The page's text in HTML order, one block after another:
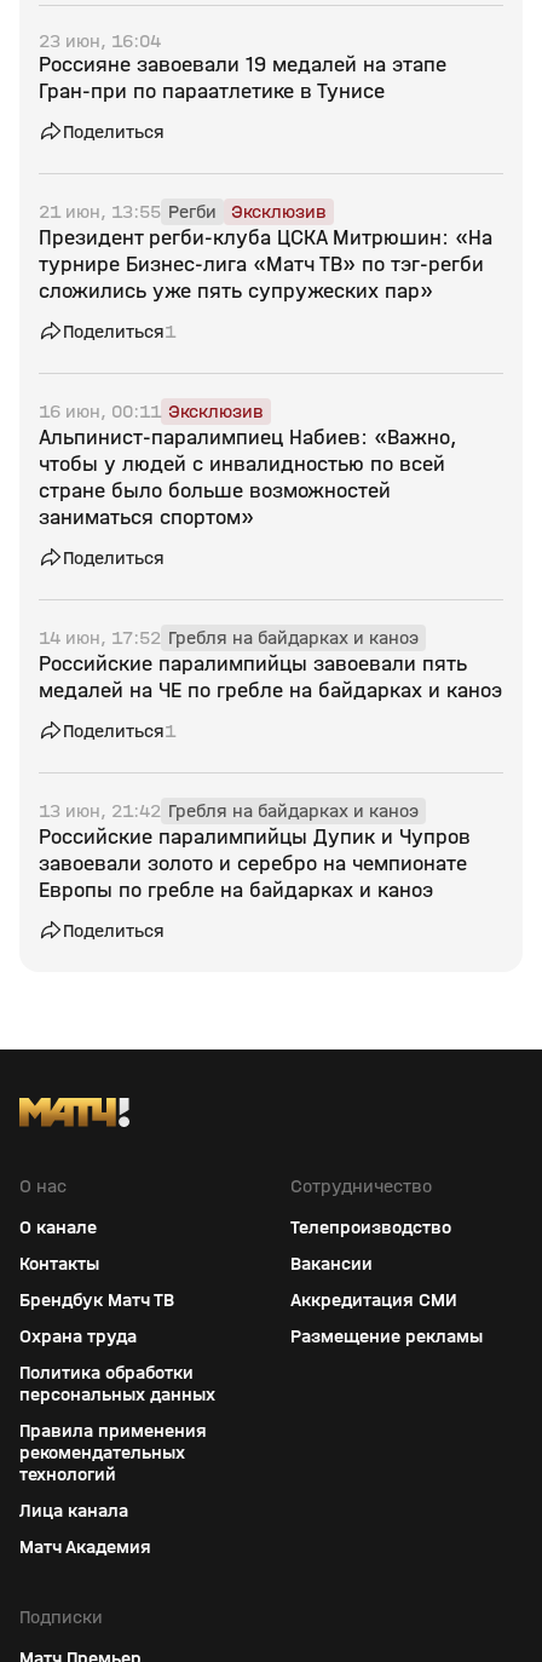
23 июн, 16:04
Россияне завоевали 19 медалей на этапе
Гран‑при по параатлетике в Тунисе
Поделиться
21 июн, 13:55 Регби Эксклюзив
Президент регби‑клуба ЦСКА Митрюшин: «На
турнире Бизнес‑лига «Матч ТВ» по тэг‑регби
сложились уже пять супружеских пар»
Поделиться1
16 июн, 00:11 Эксклюзив
Альпинист‑паралимпиец Набиев: «Важно,
чтобы у людей с инвалидностью по всей
стране было больше возможностей
заниматься спортом»
Поделиться
14 июн, 17:52 Гребля на байдарках и каноэ
Российские паралимпийцы завоевали пять
медалей на ЧЕ по гребле на байдарках и каноэ
Поделиться1
13 июн, 21:42 Гребля на байдарках и каноэ
Российские паралимпийцы Дупик и Чупров
завоевали золото и серебро на чемпионате
Европы по гребле на байдарках и каноэ
Поделиться
О нас
О канале
Контакты
Брендбук Матч ТВ
Охрана труда
Политика обработки
персональных данных
Правила применения
рекомендательных
технологий
Лица канала
Матч Академия
Сотрудничество
Телепроизводство
Вакансии
Аккредитация СМИ
Размещение рекламы
Подписки